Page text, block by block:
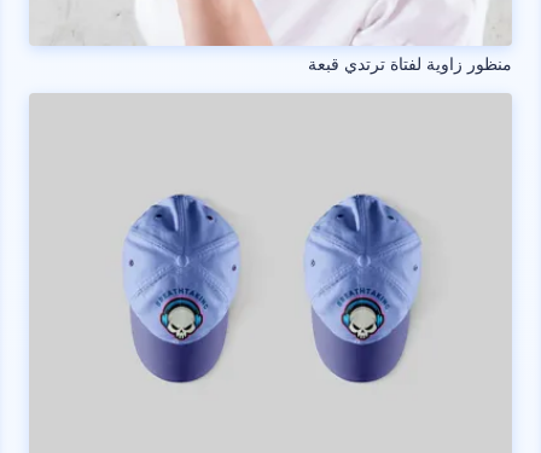
منظور زاوية لفتاة ترتدي قبعة